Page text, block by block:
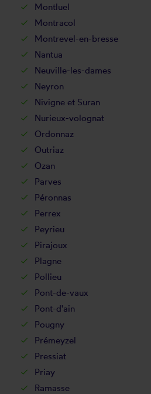
Montluel
Montracol
Montrevel-en-bresse
Nantua
Neuville-les-dames
Neyron
Nivigne et Suran
Nurieux-volognat
Ordonnaz
Outriaz
Ozan
Parves
Péronnas
Perrex
Peyrieu
Pirajoux
Plagne
Pollieu
Pont-de-vaux
Pont-d'ain
Pougny
Prémeyzel
Pressiat
Priay
Ramasse